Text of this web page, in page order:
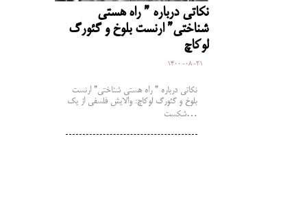
نکاتی درباره ” راه هستی
شناختی” ارنست بلوخ و گئورگ
لوکاچ
1400-08-21
نکاتی درباره ” راه هستی شناختی” ارنست
بلوخ و گئورگ لوکاچ: والایش فلسفی از یک
شکست…